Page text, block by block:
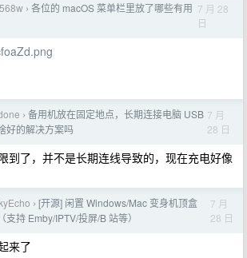
› 各位的 macOS 菜单栏里放了哪些有用 7 月 28
日
› 备用机放在固定地点，长期连接电脑 USB
好的解决方案吗
7 月
28 日
到了，并不是长期连线导致的，现在充电好像
› [开源] 闲置 Windows/Mac 变身机顶盒
支持 Emby/IPTV/投屏/B 站等）
7 月
28 日
来了